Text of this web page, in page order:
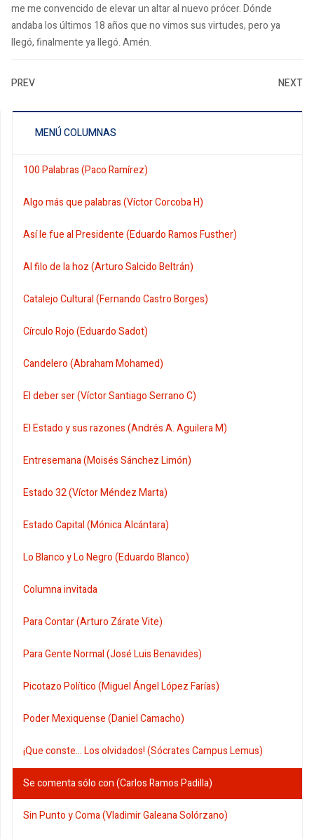
me me convencido de elevar un altar al nuevo prócer. Dónde
andaba los últimos 18 años que no vimos sus virtudes, pero ya
llegó, finalmente ya llegó. Amén.
PREV NEXT
MENÚ COLUMNAS
100 Palabras (Paco Ramírez)
Algo más que palabras (Víctor Corcoba H)
Así le fue al Presidente (Eduardo Ramos Fusther)
Al filo de la hoz (Arturo Salcido Beltrán)
Catalejo Cultural (Fernando Castro Borges)
Círculo Rojo (Eduardo Sadot)
Candelero (Abraham Mohamed)
El deber ser (Víctor Santiago Serrano C)
El Estado y sus razones (Andrés A. Aguilera M)
Entresemana (Moisés Sánchez Limón)
Estado 32 (Víctor Méndez Marta)
Estado Capital (Mónica Alcántara)
Lo Blanco y Lo Negro (Eduardo Blanco)
Columna invitada
Para Contar (Arturo Zárate Vite)
Para Gente Normal (José Luis Benavides)
Picotazo Político (Miguel Ángel López Farías)
Poder Mexiquense (Daniel Camacho)
¡Que conste... Los olvidados! (Sócrates Campus Lemus)
Se comenta sólo con (Carlos Ramos Padilla)
Sin Punto y Coma (Vladimir Galeana Solórzano)